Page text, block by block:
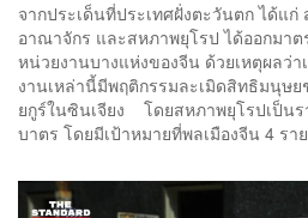
จากประเด็นที่ประเทศฝั่งตะวันตก ได้แ
อาณาจักร และสหภาพยุโรป ได้ออกมาต
หน่วยงานบางแห่งของจีน ด้วยเหตุผลว่
งานเหล่านี้มีพฤติกรรมละเมิดสิทธิมนุษ
ยกูร์ในซินเจียง โดยสหภาพยุโรปเป็นร
บาตร โดยมีเป้าหมายที่พลเมืองจีน 4 รา